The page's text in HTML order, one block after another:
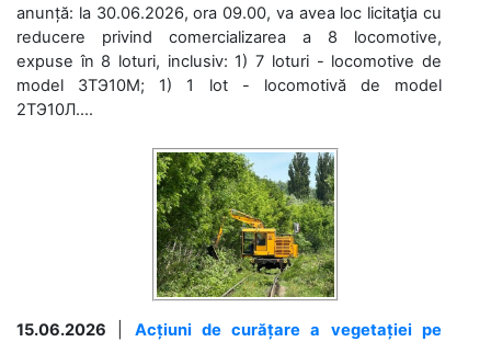
anunță: la 30.06.2026, ora 09.00, va avea loc licitaţia cu
reducere privind comercializarea a 8 locomotive,
expuse în 8 loturi, inclusiv: 1) 7 loturi - locomotive de
model 3ТЭ10М; 1) 1 lot - locomotivă de model
2ТЭ10Л....
15.06.2026
Acțiuni de curățare a vegetației pe